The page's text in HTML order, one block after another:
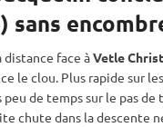
sans
distance face àVetle
le clou. Plus rapide sur
de temps sur le pas de
chute dans la descente